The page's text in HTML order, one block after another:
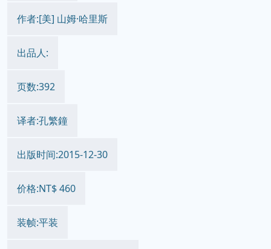
作者:[美] 山姆·哈里斯
出品人:
页数:392
译者:孔繁鐘
出版时间:2015-12-30
价格:NT$ 460
装帧:平装